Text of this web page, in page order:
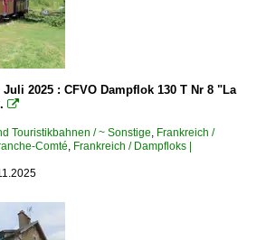
| Zweikraft-Hybridtriebzüge
BGC Bimode Bicourant
| HGV
1000·
2025 : CFVO Dampflok 130 T Nr 8 "La

Touristikbahnen / ~ Sonstige, Frankreich /
Comté, Frankreich / Dampfloks |